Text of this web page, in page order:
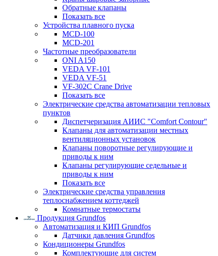
Обратные клапаны
Показать все
Устройства плавного пуска
MCD-100
MCD-201
Частотные преобразователи
ONI A150
VEDA VF-101
VEDA VF-51
VF-302C Crane Drive
Показать все
Электрические средства автоматизации тепловых
пунктов
Диспетчеризация АИИС "Comfort Contour"
Клапаны для автоматизации местных
вентиляционных установок
Клапаны поворотные регулирующие и
приводы к ним
Клапаны регулирующие седельные и
приводы к ним
Показать все
Электрические средства управления
теплоснабжением коттеджей
Комнатные термостаты
Продукция Grundfos
Автоматизация и КИП Grundfos
Датчики давления Grundfos
Кондиционеры Grundfos
Комплектующие для систем